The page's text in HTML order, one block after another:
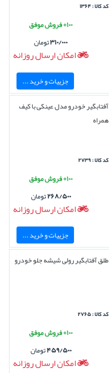
کد کالا : ۱۳۶۴
۱۰۰+ فروش موفق
۳۱۰/۰۰۰تومان
امکان ارسال روزانه
جزییات و خرید ...
آفتابگیر خودرو مدل عینکی با کیف
همراه
کد کالا : ۲۷۳۹
۱۰۰+ فروش موفق
۲۶۸/۵۰۰تومان
امکان ارسال روزانه
جزییات و خرید ...
طلق آفتابگیر رولی شیشه جلو خودرو
کد کالا : ۲۷۶۵
۱۰۰+ فروش موفق
۴۵۹/۵۰۰تومان
امکان ارسال روزانه